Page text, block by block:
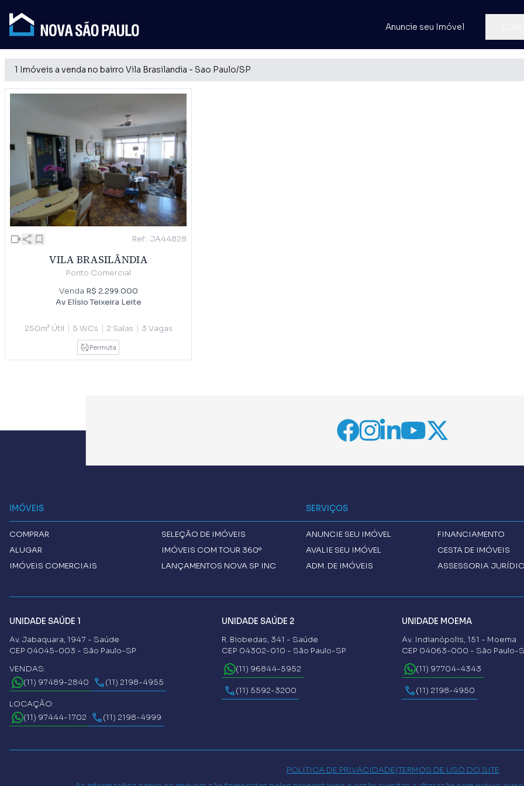
Anuncie seu Imóvel
1 Imóveis a venda no bairro Vila Brasilandia - Sao Paulo/SP
Ref.: JA44828
VILA BRASILÂNDIA
Ponto Comercial
Venda R$ 2.299.000
Av Elísio Teixeira Leite
250m² Útil | 5 WCs | 2 Salas | 3 Vagas
Permuta
IMÓVEIS
COMPRAR
ALUGAR
IMÓVEIS COMERCIAIS
SELEÇÃO DE IMÓVEIS
IMÓVEIS COM TOUR 360º
LANÇAMENTOS NOVA SP INC
SERVIÇOS
ANUNCIE SEU IMÓVEL
AVALIE SEU IMÓVEL
ADM. DE IMÓVEIS
FINANCIAMENTO
CESTA DE IMÓVEIS
ASSESSORIA
UNIDADE SAÚDE 1
Av. Jabaquara, 1947 - Saúde
CEP 04045-003 - São Paulo-SP
VENDAS:
(11) 97489-2840
(11) 2198-4955
LOCAÇÃO:
(11) 97444-1702
(11) 2198-4999
UNIDADE SAÚDE 2
R. Biobedas, 341 - Saúde
CEP 04302-010 - São Paulo-SP
(11) 96844-5952
(11) 5592-3200
UNIDADE MOEMA
Av. Indianópolis, 151 - Moema
CEP 04063-000 - São Paulo-
(11) 97704-4343
(11) 2198-4950
POLÍTICA DE PRIVACIDADE|TERMOS DE USO DO SITE